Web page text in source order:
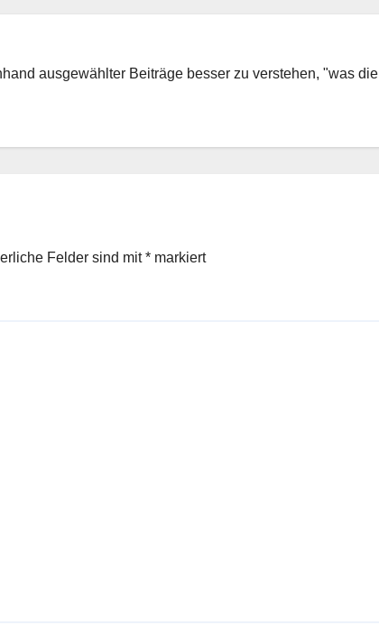
ausgewählter Beiträge besser zu verstehen, "was die
Felder sind mit* markiert